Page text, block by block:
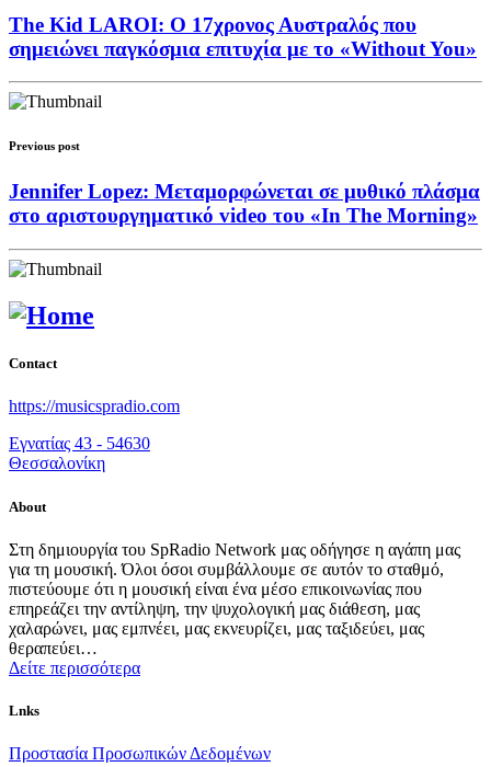
The Kid LAROI: Ο 17χρονος Αυστραλός που
σημειώνει παγκόσμια επιτυχία με το «Without You»
Previous post
Jennifer Lopez: Μεταμορφώνεται σε μυθικό πλάσμα
στο αριστουργηματικό video του «In The Morning»
Contact
https://musicspradio.com
Εγνατίας 43 - 54630
Θεσσαλονίκη
About
Στη δημιουργία του SpRadio Network μας οδήγησε η αγάπη μας
για τη μουσική. Όλοι όσοι συμβάλλουμε σε αυτόν το σταθμό,
πιστεύουμε ότι η μουσική είναι ένα μέσο επικοινωνίας που
επηρεάζει την αντίληψη, την ψυχολογική μας διάθεση, μας
χαλαρώνει, μας εμπνέει, μας εκνευρίζει, μας ταξιδεύει, μας
θεραπεύει…
Δείτε περισσότερα
Lnks
Προστασία Προσωπικών Δεδομένων